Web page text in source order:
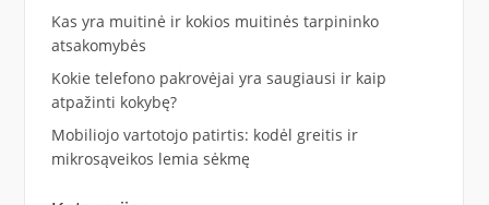
Kas yra muitinė ir kokios muitinės tarpininko
atsakomybės
Kokie telefono pakrovėjai yra saugiausi ir kaip
atpažinti kokybę?
Mobiliojo vartotojo patirtis: kodėl greitis ir
mikrosąveikos lemia sėkmę